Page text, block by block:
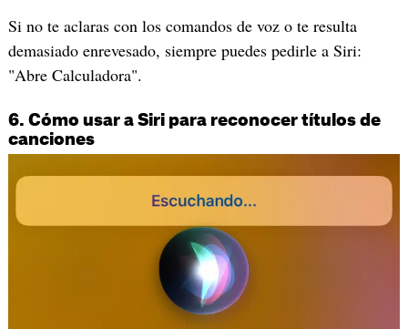
Si no te aclaras con los comandos de voz o te resulta
demasiado enrevesado, siempre puedes pedirle a Siri:
"Abre Calculadora".
6. Cómo usar a Siri para reconocer títulos de
canciones